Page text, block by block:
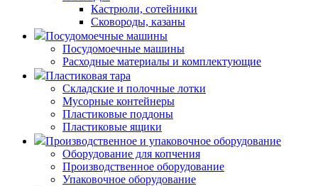
Кастрюли, сотейники
Сковороды, казаны
Посудомоечные машины
Посудомоечные машины
Расходные материалы и комплектующие
Пластиковая тара
Складские и полочные лотки
Мусорные контейнеры
Пластиковые поддоны
Пластиковые ящики
Производственное и упаковочное оборудование
Оборудование для копчения
Производственное оборудование
Упаковочное оборудование